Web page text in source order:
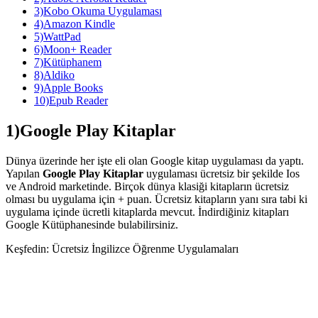
3)Kobo Okuma Uygulaması
4)Amazon Kindle
5)WattPad
6)Moon+ Reader
7)Kütüphanem
8)Aldiko
9)Apple Books
10)Epub Reader
1)Google Play Kitaplar
Dünya üzerinde her işte eli olan Google kitap uygulaması da yaptı.
Yapılan Google Play Kitaplar uygulaması ücretsiz bir şekilde Ios
ve Android marketinde. Birçok dünya klasiği kitapların ücretsiz
olması bu uygulama için + puan. Ücretsiz kitapların yanı sıra tabi ki
uygulama içinde ücretli kitaplarda mevcut. İndirdiğiniz kitapları
Google Kütüphanesinde bulabilirsiniz.
Keşfedin: Ücretsiz İngilizce Öğrenme Uygulamaları